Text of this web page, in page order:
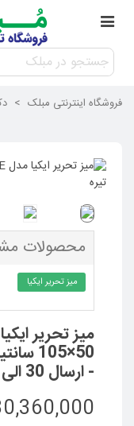
فروشگاه اینترنتی مبلک >
محصولات
میز تحریر ایکیا
- ارسال 30 الی 60 روز کاری
30,360,000